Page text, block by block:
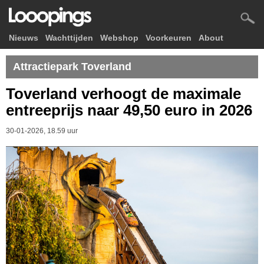
Nieuws Wachttijden Webshop Voorkeuren About
Attractiepark Toverland
Toverland verhoogt de maximale
entreeprijs naar 49,50 euro in 2026
30-01-2026, 18.59 uur